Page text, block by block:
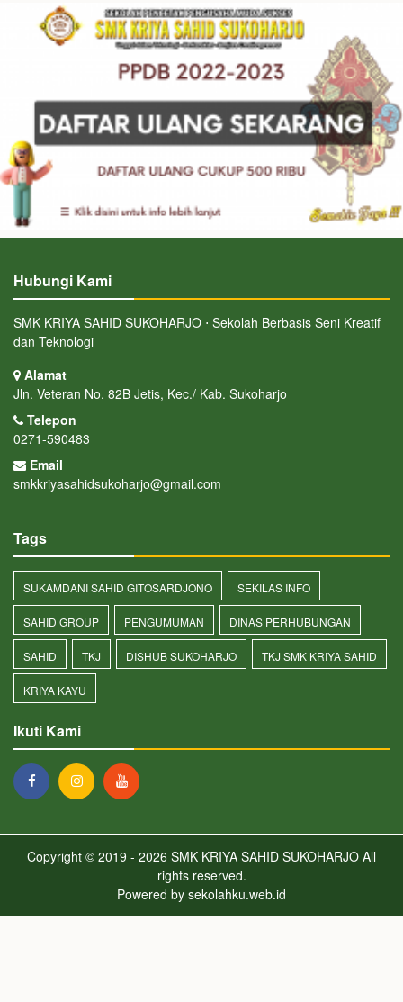
Hubungi Kami
SMK KRIYA SAHID SUKOHARJO ⋅ Sekolah Berbasis Seni Kreatif
dan Teknologi
Alamat
Jln. Veteran No. 82B Jetis, Kec./ Kab. Sukoharjo
Telepon
0271-590483
Email
smkkriyasahidsukoharjo@gmail.com
Tags
SUKAMDANI SAHID GITOSARDJONO SEKILAS INFO
SAHID GROUP PENGUMUMAN DINAS PERHUBUNGAN
SAHID TKJ DISHUB SUKOHARJO TKJ SMK KRIYA SAHID
KRIYA KAYU
Ikuti Kami
Copyright © 2019 - 2026 SMK KRIYA SAHID SUKOHARJO All
rights reserved.
Powered by sekolahku.web.id